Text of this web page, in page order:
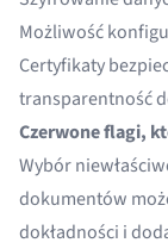
Możliwość
Certyfikaty
transparentność
Czerwone flagi,
Wybór
dokumentów
dokładności i